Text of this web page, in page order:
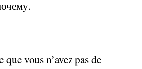
que vous n’avez pas de